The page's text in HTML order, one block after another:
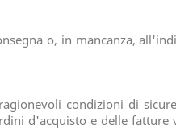
o, in mancanza,
condizioni di
d'acquisto e delle fatture